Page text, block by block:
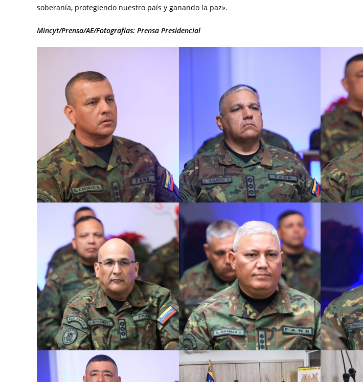
soberanía, protegiendo nuestro país y ganando la paz».
Mincyt/Prensa/AE/Fotografías: Prensa Presidencial